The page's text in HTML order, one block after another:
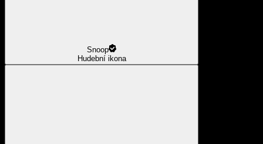
Snoop
Hudební ikona